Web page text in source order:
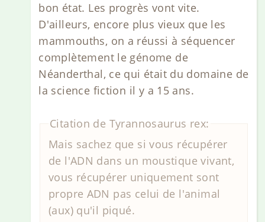
bon état. Les progrès vont vite.
D'ailleurs, encore plus vieux que les
mammouths, on a réussi à séquencer
complètement le génome de
Néanderthal, ce qui était du domaine de
la science fiction il y a 15 ans.
Citation de Tyrannosaurus rex:
Mais sachez que si vous récupérer
de l'ADN dans un moustique vivant,
vous récupérer uniquement sont
propre ADN pas celui de l'animal
(aux) qu'il piqué.